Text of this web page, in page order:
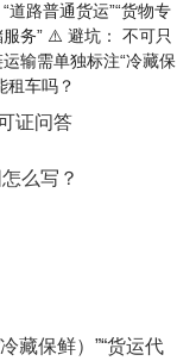
道路普通货运”“货物专
服务” ⚠️ 避坑： 不可只
输需单独标注“冷藏保
租车吗？
证问答
么写？
藏保鲜）”“货运代